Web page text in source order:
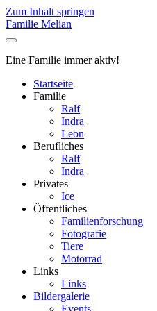
Zum Inhalt springen
Familie Melian
Eine Familie immer aktiv!
Startseite
Familie
Ralf
Indra
Leon
Berufliches
Ralf
Indra
Privates
Ice
Öffentliches
Familienforschung
Fotografie
Tiere
Motorrad
Links
Links
Bildergalerie
Events